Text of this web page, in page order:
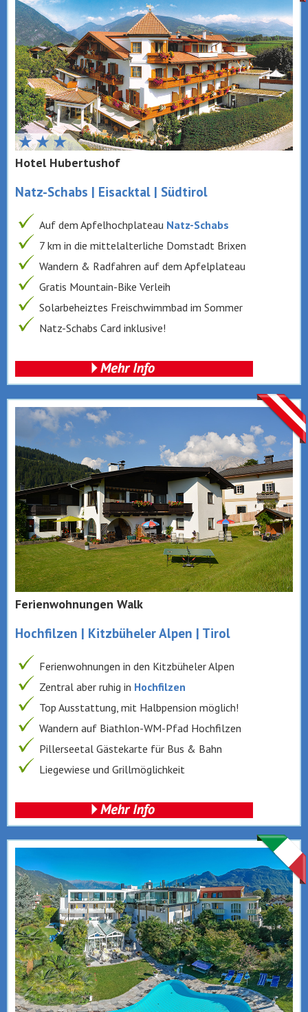
Hotel Hubertushof
Natz-Schabs | Eisacktal | Südtirol
Auf dem Apfelhochplateau Natz-Schabs
7 km in die mittelalterliche Domstadt Brixen
Wandern & Radfahren auf dem Apfelplateau
Gratis Mountain-Bike Verleih
Solarbeheiztes Freischwimmbad im Sommer
Natz-Schabs Card inklusive!
Ferienwohnungen Walk
Hochfilzen | Kitzbüheler Alpen | Tirol
Ferienwohnungen in den Kitzbüheler Alpen
Zentral aber ruhig in Hochfilzen
Top Ausstattung, mit Halbpension möglich!
Wandern auf Biathlon-WM-Pfad Hochfilzen
Pillerseetal Gästekarte für Bus & Bahn
Liegewiese und Grillmöglichkeit